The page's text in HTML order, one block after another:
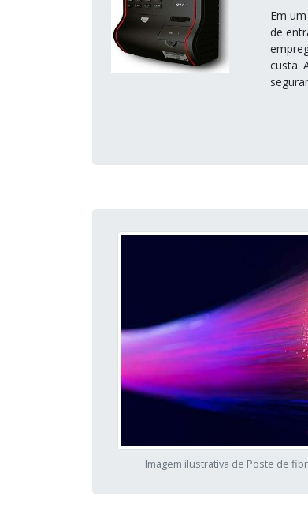
Em
de
custa.
Imagem ilustrativa de Poste de